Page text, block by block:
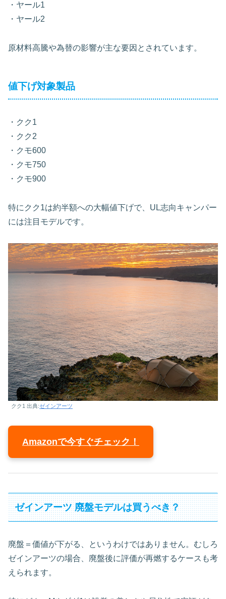
・ヤール1
・ヤール2
原材料高騰や為替の影響が主な要因とされています。
値下げ対象製品
・クク1
・クク2
・クモ600
・クモ750
・クモ900
特にクク1は約半額への大幅値下げで、UL志向キャンパー
には注目モデルです。
クク1 出典:ゼインアーツ
Amazonで今すぐチェック！
ゼインアーツ 廃盤モデルは買うべき？
廃盤＝価値が下がる、というわけではありません。むしろ
ゼインアーツの場合、廃盤後に評価が再燃するケースも考
えられます。